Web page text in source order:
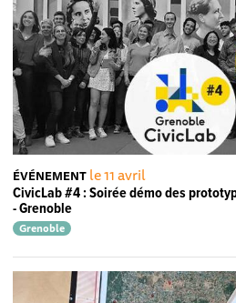
ÉVÉNEMENT le 11 avril
CivicLab #4 : Soirée démo des
- Grenoble
Grenoble